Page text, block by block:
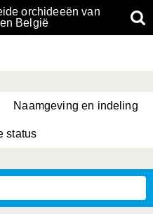
orchideeën van
België
Naamgeving en indeling
status